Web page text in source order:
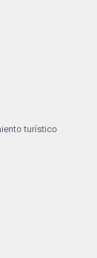
turístico